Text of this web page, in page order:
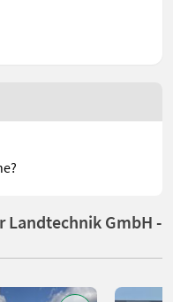
Landtechnik GmbH -